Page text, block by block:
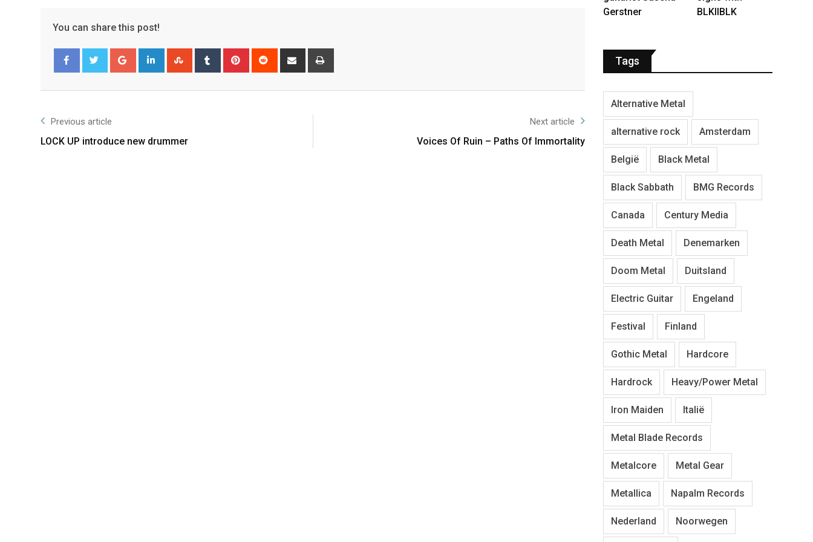
You can share this post!
Previous article
LOCK UP introduce new drummer
Next article
Voices Of Ruin – Paths Of Immortality
Gerstner
BLKIIBLK
Tags
Alternative Metal
alternative rock Amsterdam
België Black Metal
Black Sabbath BMG Records
Canada Century Media
Death Metal Denemarken
Doom Metal Duitsland
Electric Guitar Engeland
Festival Finland
Gothic Metal Hardcore
Hardrock Heavy/Power Metal
Iron Maiden Italië
Metal Blade Records
Metalcore Metal Gear
Metallica Napalm Records
Nederland Noorwegen